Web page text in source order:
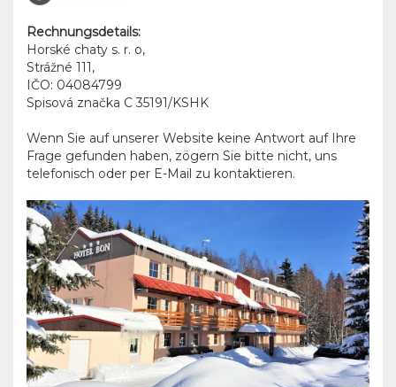
Rechnungsdetails:
Horské chaty s. r. o,
Strážné 111,
IČO: 04084799
Spisová značka C 35191/KSHK
Wenn Sie auf unserer Website keine Antwort auf Ihre
Frage gefunden haben, zögern Sie bitte nicht, uns
telefonisch oder per E-Mail zu kontaktieren.